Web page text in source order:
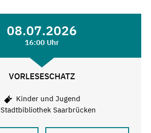
08.07.2026
16:00 Uhr
VORLESESCHATZ
Kinder und Jugend
Stadtbibliothek Saarbrücken